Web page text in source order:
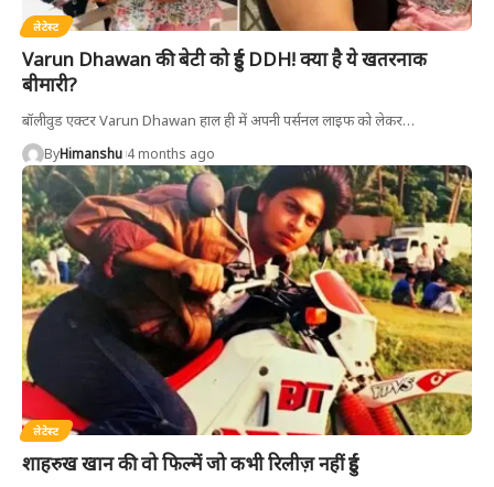
लेटेस्ट
Varun Dhawan की बेटी को हुई DDH! क्या है ये खतरनाक
बीमारी?
बॉलीवुड एक्टर Varun Dhawan हाल ही में अपनी पर्सनल लाइफ को लेकर…
ByHimanshu 4 months ago
लेटेस्ट
शाहरुख खान की वो फिल्में जो कभी रिलीज़ नहीं हुईं